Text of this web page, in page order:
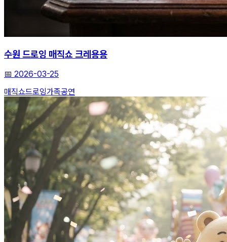
수원 드로잉 매직쇼 크레용용
📅 2026-03-25
매직쇼드로잉가족공연